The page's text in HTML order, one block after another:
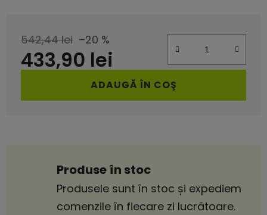
542,44 lei –20 %
433,90 lei
Evaluare preţ:ADAUGĂ ÎN COŞ
Produse în stoc
Produsele sunt în stoc și expediem
comenzile în fiecare zi lucrătoare.